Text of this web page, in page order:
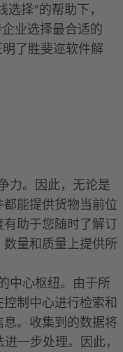
择”的帮助下，
业选择最合适的
了胜斐迩软件解
力。因此，无论是
能提供货物当前位
助于您随时了解订
量和质量上提供所
中心枢纽。由于所
制中心进行检索和
。收集到的数据将
一步处理。因此，